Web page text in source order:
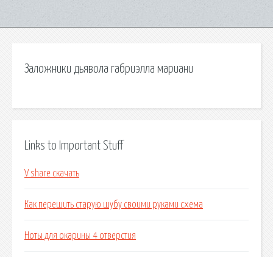
Заложники дьявола габриэлла мариани
Links to Important Stuff
V share скачать
Как перешить старую шубу своими руками схема
Ноты для окарины 4 отверстия